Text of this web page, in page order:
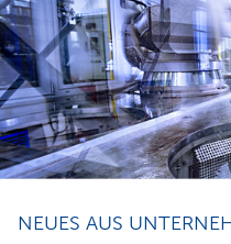
NEUES AUS
Anmelden